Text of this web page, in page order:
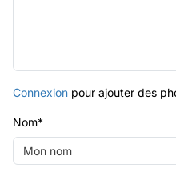
Connexion pour ajouter des
Nom*